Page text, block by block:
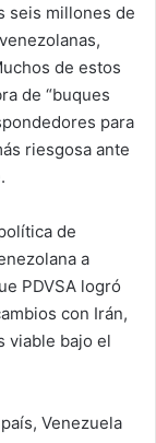
seis millones de
de estos
de “buques
para
riesgosa ante
de
a
PDVSA logró
con Irán,
viable bajo el
Venezuela